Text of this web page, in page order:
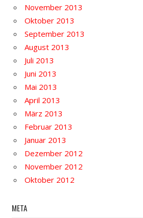
November 2013
Oktober 2013
September 2013
August 2013
Juli 2013
Juni 2013
Mai 2013
April 2013
März 2013
Februar 2013
Januar 2013
Dezember 2012
November 2012
Oktober 2012
META